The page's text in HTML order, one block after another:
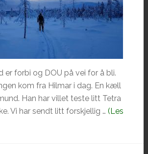
er forbi og DOU på vei for å bli.
kom fra Hilmar i dag. En kæll
Han har villet teste litt Tetra
Vi har sendt litt forskjellig … (Les